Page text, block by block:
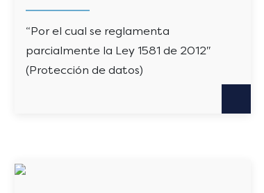
“Por el cual se reglamenta
parcialmente la Ley 1581 de 2012″
(Protección de datos)